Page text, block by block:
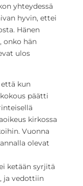
yhteydessä
hyvin, ettei
Hänen
onko hän
ulos
kun
päätti
kirkossa
Vuonna
olevat
ketään syrjitä
ja vedottiin